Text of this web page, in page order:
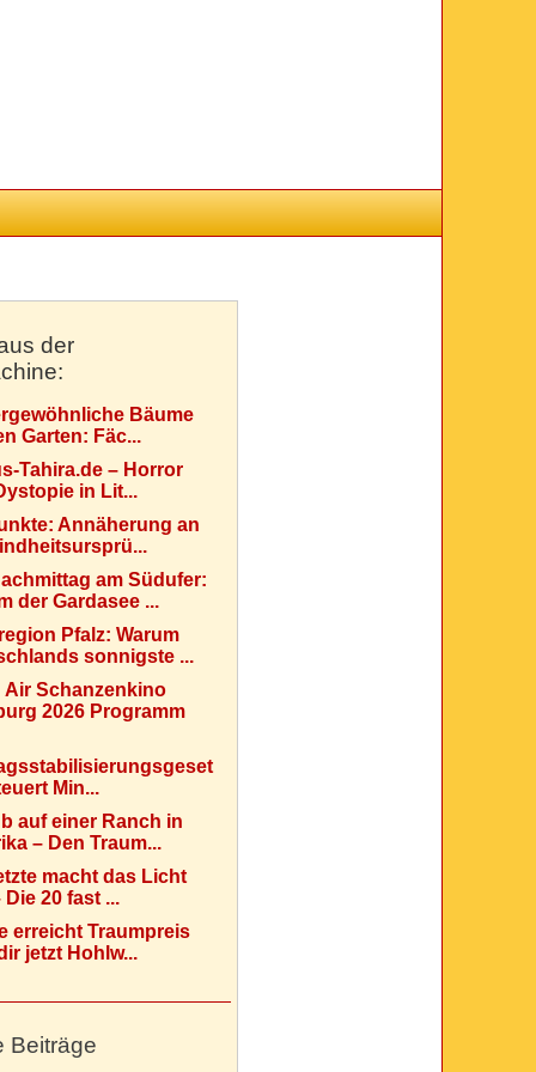
der
Bäume
Garten: Fäc...
Tahira.de – Horror
in Lit...
Annäherung an
am Südufer:
der Gardasee ...
Pfalz: Warum
sonnigste ...
Air Schanzenkino
2026 Programm
Min...
auf einer Ranch in
– Den Traum...
macht das Licht
Die 20 fast ...
erreicht Traumpreis
jetzt Hohlw...
Beiträge